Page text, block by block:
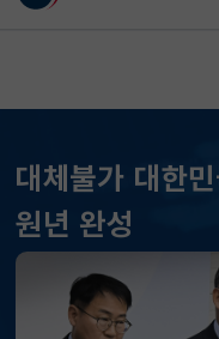
대체불가 대한
원년 완성
KOSPI